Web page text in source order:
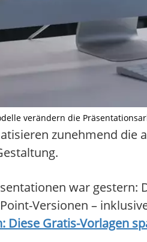
verändern die
zunehmend die
war
Versionen –
Diese Gratis-Vorlagen